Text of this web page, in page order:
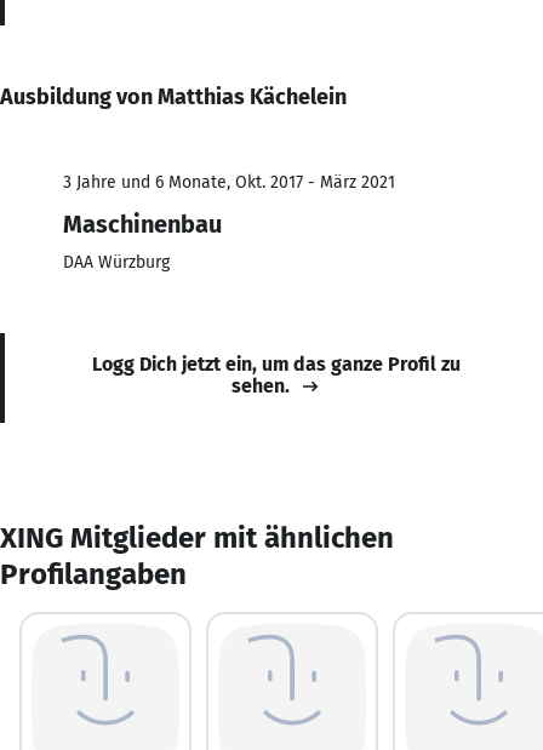
Ausbildung von Matthias Kächelein
3 Jahre und 6 Monate, Okt. 2017 - März 2021
Maschinenbau
DAA Würzburg
Logg Dich jetzt ein, um das ganze Profil zu
sehen.
XING Mitglieder mit ähnlichen
Profilangaben